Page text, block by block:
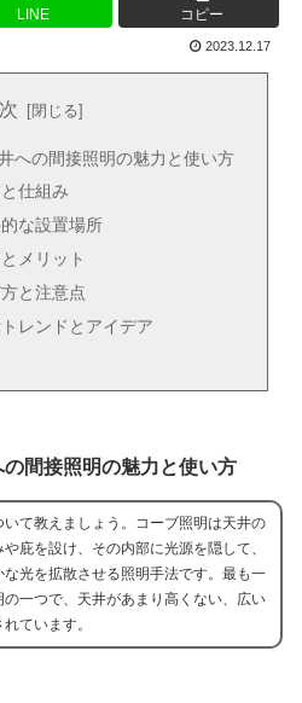
LINE コピー
2023.12.17
への間接照明の魅力と使い方
仕組み
な設置場所
メリット
と注意点
レンドとアイデア
間接照明の魅力と使い方
いて教えましょう。コーブ照明は天井の
庇を設け、その内部に光源を隠して、
な光を拡散させる照明手法です。最も一
の一つで、天井があまり高くない、広い
ています。